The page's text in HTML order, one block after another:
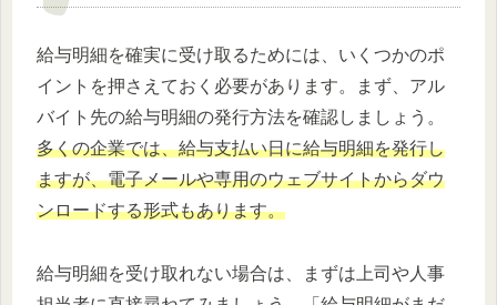
給与明細を確実に受け取るためには、いくつかのポ
イントを押さえておく必要があります。まず、アル
バイト先の給与明細の発行方法を確認しましょう。
多くの企業では、給与支払い日に給与明細を発行し
ますが、電子メールや専用のウェブサイトからダウ
ンロードする形式もあります。
給与明細を受け取れない場合は、まずは上司や人事